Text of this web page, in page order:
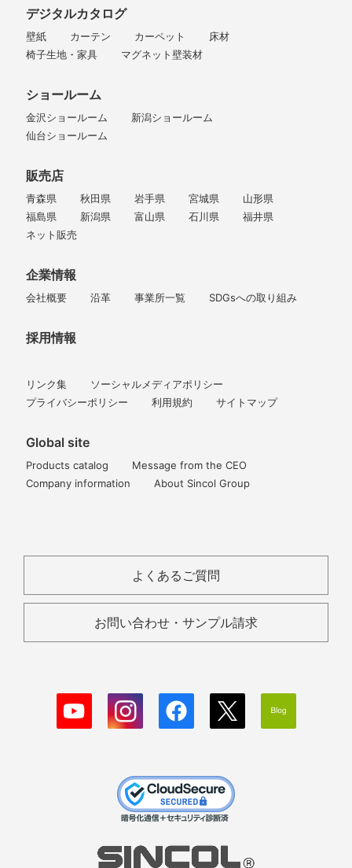
デジタルカタログ
壁紙 カーテン カーペット
床材
椅子生地・家具
マグネット壁装材
ショールーム
金沢ショールーム
新潟ショールーム
仙台ショールーム
販売店
青森県 秋田県 岩手県 宮城県
山形県
福島県
新潟県 富山県 石川県
福井県
ネット販売
企業情報
会社概要 沿革 事業所一覧 SDGsへの取り組み
採用情報
リンク集
ソーシャルメディアポリシー
プライバシーポリシー
利用規約 サイトマップ
Global site
Products catalog
Message from the CEO
Company information
About Sincol Group
よくあるご質問
お問い合わせ・サンプル請求